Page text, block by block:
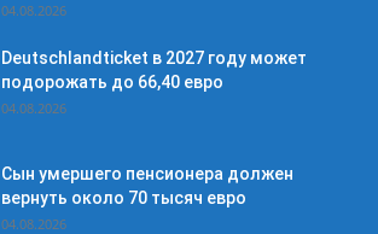
04.08.2026
Deutschlandticket в 2027 году может
подорожать до 66,40 евро
04.08.2026
Сын умершего пенсионера должен
вернуть около 70 тысяч евро
04.08.2026